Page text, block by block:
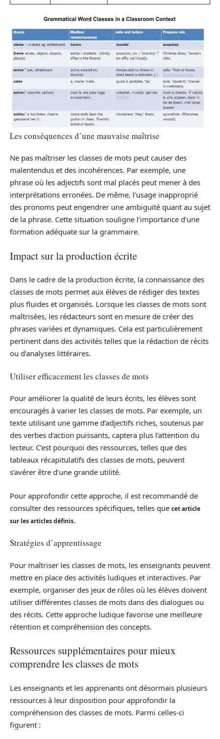
Les conséquences d’une mauvaise maîtrise
Ne pas maîtriser les classes de mots peut causer des
malentendus et des incohérences. Par exemple, une
phrase où les adjectifs sont mal placés peut mener à des
interprétations erronées. De même, l’usage inapproprié
des pronoms peut engendrer une ambiguïté quant au sujet
de la phrase. Cette situation souligne l’importance d’une
formation adéquate sur la grammaire.
Impact sur la production écrite
Dans le cadre de la production écrite, la connaissance des
classes de mots permet aux élèves de rédiger des textes
plus fluides et organisés. Lorsque les classes de mots sont
maîtrisées, les rédacteurs sont en mesure de créer des
phrases variées et dynamiques. Cela est particulièrement
pertinent dans des activités telles que la rédaction de récits
ou d’analyses littéraires.
Utiliser efficacement les classes de mots
Pour améliorer la qualité de leurs écrits, les élèves sont
encouragés à varier les classes de mots. Par exemple, un
texte utilisant une gamme d’adjectifs riches, soutenus par
des verbes d’action puissants, captera plus l’attention du
lecteur. C’est pourquoi des ressources, telles que des
tableaux récapitulatifs des classes de mots, peuvent
s’avérer être d’une grande utilité.
Pour approfondir cette approche, il est recommandé de
consulter des ressources spécifiques, telles que cet article
sur les articles définis.
Stratégies d’apprentissage
Pour maîtriser les classes de mots, les enseignants peuvent
mettre en place des activités ludiques et interactives. Par
exemple, organiser des jeux de rôles où les élèves doivent
utiliser différentes classes de mots dans des dialogues ou
des récits. Cette approche ludique favorise une meilleure
rétention et compréhension des concepts.
Ressources supplémentaires pour mieux
comprendre les classes de mots
Les enseignants et les apprenants ont désormais plusieurs
ressources à leur disposition pour approfondir la
compréhension des classes de mots. Parmi celles-ci
figurent :